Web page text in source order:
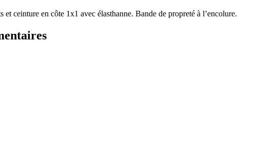
ceinture en côte 1x1 avec élasthanne. Bande de propreté à l’encolure.